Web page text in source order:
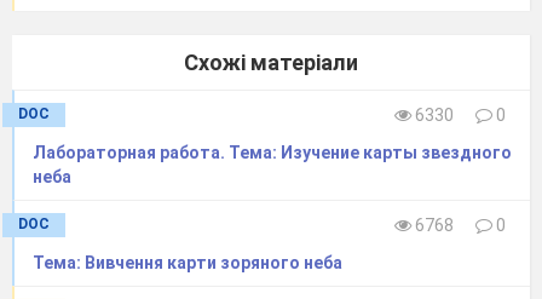
Схожі матеріали
DOC 6330
0
Лабораторная работа. Тема: Изучение карты звездного
неба
DOC 6768
0
Тема: Вивчення карти зоряного неба